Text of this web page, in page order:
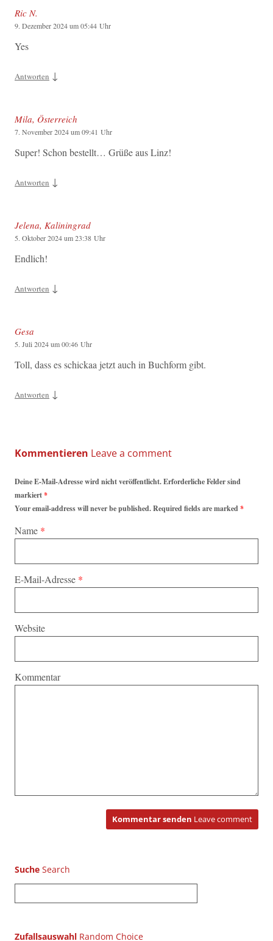
Ric N.
9. Dezember 2024 um 05:44 Uhr
Yes
Antworten ↓
Mila, Österreich
7. November 2024 um 09:41 Uhr
Super! Schon bestellt… Grüße aus Linz!
Antworten ↓
Jelena, Kaliningrad
5. Oktober 2024 um 23:38 Uhr
Endlich!
Antworten ↓
Gesa
5. Juli 2024 um 00:46 Uhr
Toll, dass es schickaa jetzt auch in Buchform gibt.
Antworten ↓
Kommentieren
Deine E-Mail-Adresse wird nicht veröffentlicht. Erforderliche Felder sind
markiert*
Your email-address will never be published. Required fields are marked*
Name *
E-Mail-Adresse *
Website
Kommentar
Kommentar senden Leave comment
Suche
u
h
Zufallsauswahl